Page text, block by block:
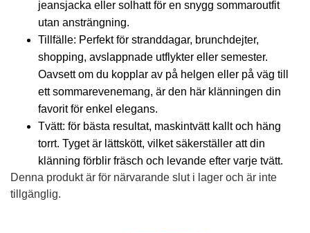
jeansjacka eller solhatt för en snygg sommaroutfit
utan ansträngning.
Tillfälle: Perfekt för stranddagar, brunchdejter,
shopping, avslappnade utflykter eller semester.
Oavsett om du kopplar av på helgen eller på väg till
ett sommarevenemang, är den här klänningen din
favorit för enkel elegans.
Tvätt: för bästa resultat, maskintvätt kallt och häng
torrt. Tyget är lättskött, vilket säkerställer att din
klänning förblir fräsch och levande efter varje tvätt.
Denna produkt är för närvarande slut i lager och är inte
tillgänglig.